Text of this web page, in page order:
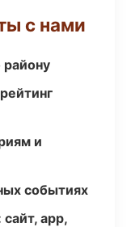
с нами
району
и
событиях
app,